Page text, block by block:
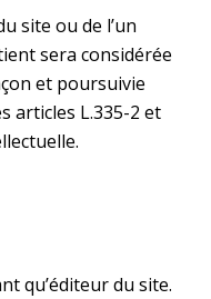
site ou de l’un
sera considérée
et poursuivie
articles L.335-2 et
qu’éditeur du site.